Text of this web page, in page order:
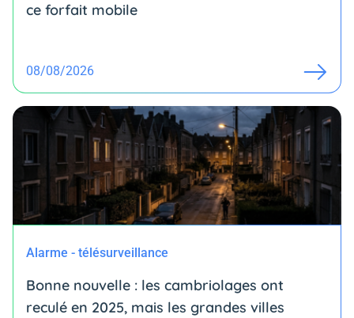
ce forfait mobile
08/08/2026
Alarme - télésurveillance
Bonne nouvelle : les cambriolages ont
reculé en 2025, mais les grandes villes